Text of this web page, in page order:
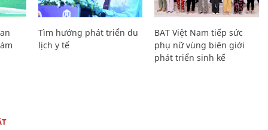
Tìm hướng phát triển du
lịch y tế
BAT Việt Nam tiếp sức
phụ nữ vùng biên giới
phát triển sinh kế